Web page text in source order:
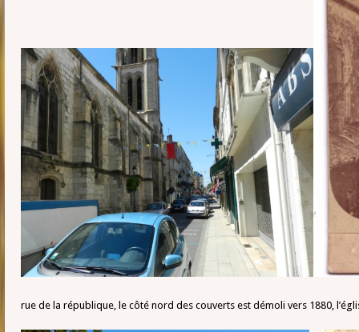
rue de la république, le côté nord des couverts est démoli vers 1880,